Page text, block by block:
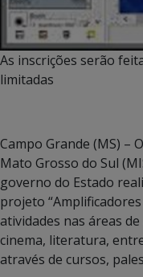
As inscrições serão
limitadas
Campo Grande (MS) –
Mato Grosso do Sul
governo do Estado
projeto
atividades nas áreas
cinema, literatura,
através de cursos,